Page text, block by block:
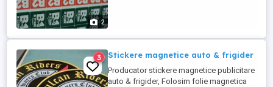
2
3 Stickere magnetice auto & frigider
Producator stickere magnetice publicitare
auto & frigider, Folosim folie magnetica